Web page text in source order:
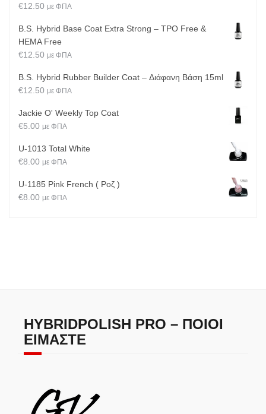
€12.50 με ΦΠΑ
B.S. Hybrid Base Coat Extra Strong – TPO Free &
HEMA Free
€12.50 με ΦΠΑ
B.S. Hybrid Rubber Builder Coat – Διάφανη Βάση 15ml
€12.50 με ΦΠΑ
Jackie O' Weekly Top Coat
€5.00 με ΦΠΑ
U-1013 Total White
€8.00 με ΦΠΑ
U-1185 Pink French ( Ροζ )
€8.00 με ΦΠΑ
HYBRIDPOLISH PRO – ΠΟΙΟΙ
ΕΊΜΑΣΤΕ